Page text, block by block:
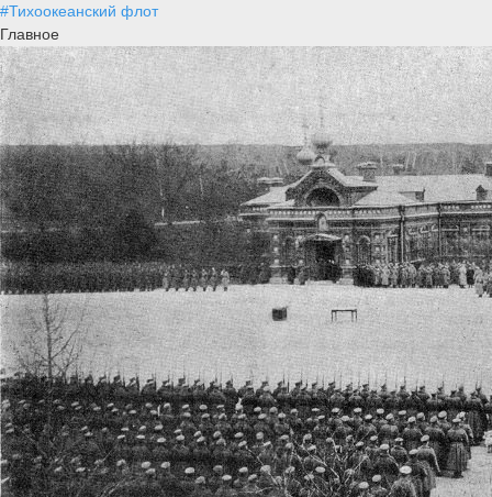
#Тихоокеанский флот
Главное